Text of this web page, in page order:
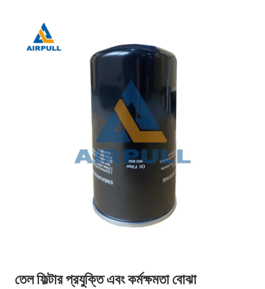
তেল ফিল্টার প্রযুক্তি এবং কর্মক্ষমতা বোঝা